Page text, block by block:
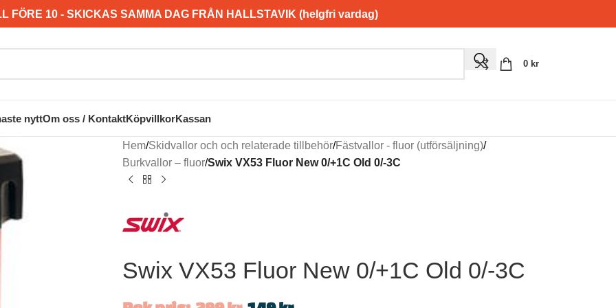
FÖRE 10 - SKICKAS SAMMA DAG FRÅN HALLSTAVIK (helgfri vardag)
0 kr
nyttOm oss / KontaktKöpvillkorKassan
Hem/Skidvallor och och relaterade tillbehör/Fästvallor - fluor (utförsäljning)/
Burkvallor – fluor/Swix VX53 Fluor New 0/+1C Old 0/-3C
Swix VX53 Fluor New 0/+1C Old 0/-3C